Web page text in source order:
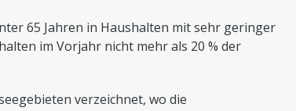
65 Jahren in Haushalten mit sehr geringer
im Vorjahr nicht mehr als 20 % der
verzeichnet, wo die